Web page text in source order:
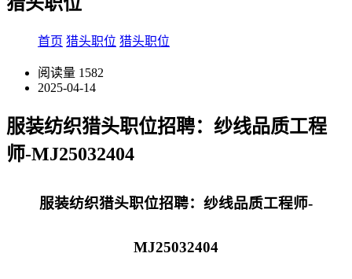
首页 猎头职位 猎头职位
阅读量 1582
2025-04-14
服装纺织猎头职位招聘：纱线品质工程
师-MJ25032404
服装纺织猎头职位招聘：纱线品质工程师-
MJ25032404